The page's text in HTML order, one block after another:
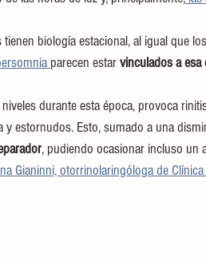
biología estacional, al igual que
parecen estar vinculados a esa
durante esta época, provoca
estornudos. Esto, sumado a una
, pudiendo ocasionar incluso un
Gianinni, otorrinolaringóloga de